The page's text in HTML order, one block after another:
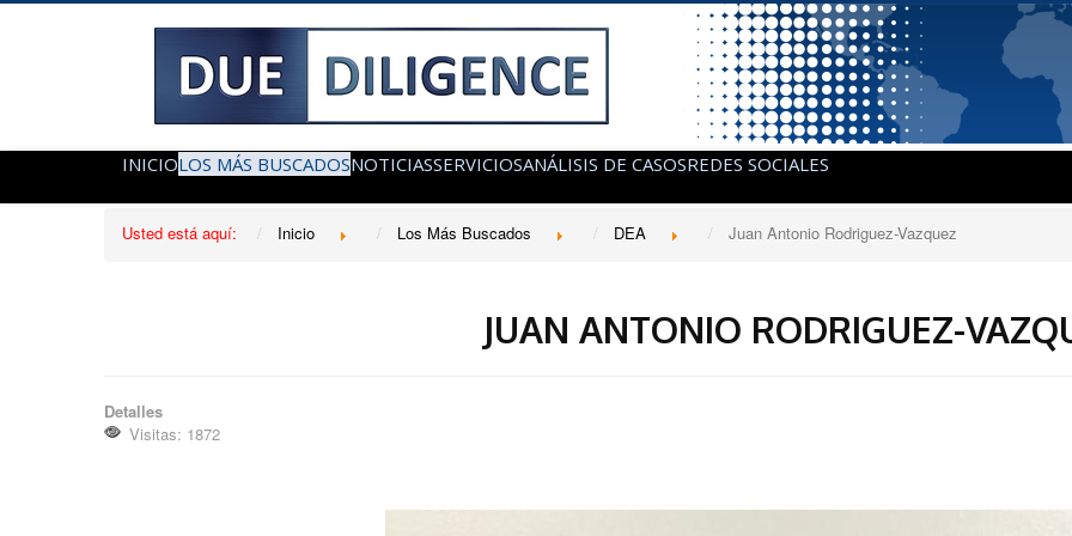
INICIOLOS MÁS BUSCADOSNOTICIASSERVICIOSANÁLISIS DE CASOSREDES SOCIALES
Usted está aquí: Inicio Los Más Buscados DEA Juan Antonio Rodriguez-Vazquez
JUAN ANTONIO RODRIGUEZ-
Detalles
Visitas: 1872